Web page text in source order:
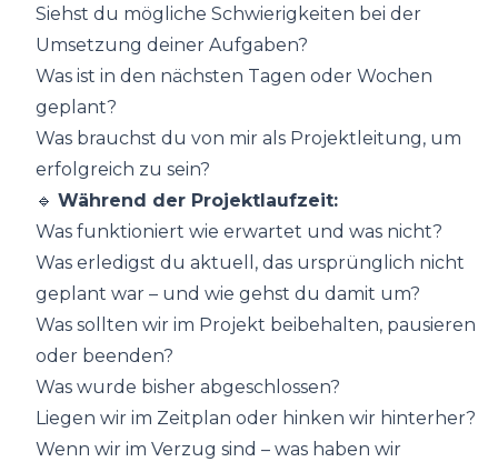
Siehst du mögliche Schwierigkeiten bei der
Umsetzung deiner Aufgaben?
Was ist in den nächsten Tagen oder Wochen
geplant?
Was brauchst du von mir als Projektleitung, um
erfolgreich zu sein?
🔹 Während der Projektlaufzeit:
Was funktioniert wie erwartet und was nicht?
Was erledigst du aktuell, das ursprünglich nicht
geplant war – und wie gehst du damit um?
Was sollten wir im Projekt beibehalten, pausieren
oder beenden?
Was wurde bisher abgeschlossen?
Liegen wir im Zeitplan oder hinken wir hinterher?
Wenn wir im Verzug sind – was haben wir